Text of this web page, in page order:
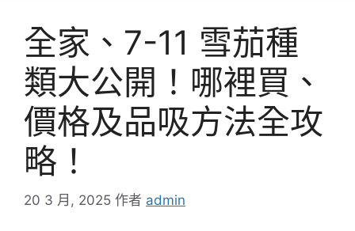
全家、7-11 雪茄種
類大公開！哪裡買、
價格及品吸方法全攻
略！
20 3 月, 2025 作者 admin